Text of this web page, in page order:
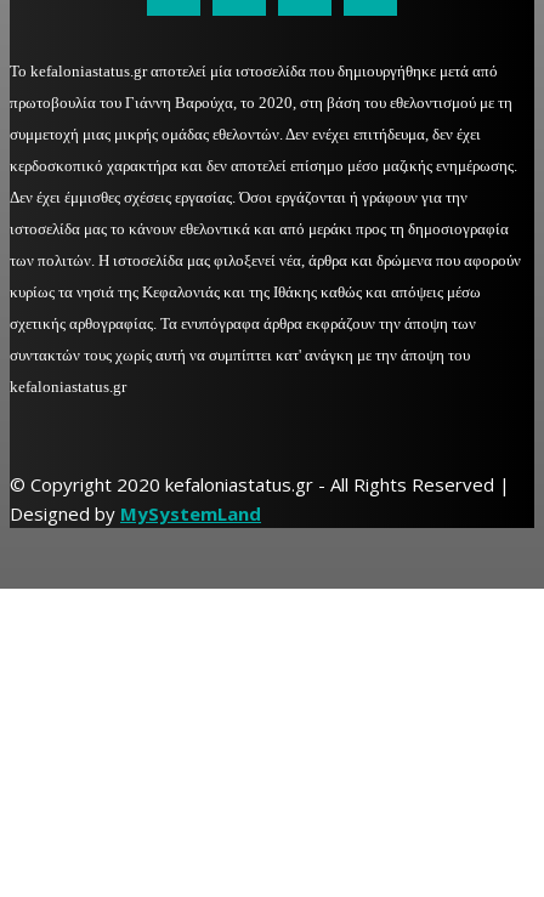
Το kefaloniastatus.gr αποτελεί μία ιστοσελίδα που δημιουργήθηκε μετά από
πρωτοβουλία του Γιάννη Βαρούχα, το 2020, στη βάση του εθελοντισμού με τη
συμμετοχή μιας μικρής ομάδας εθελοντών. Δεν ενέχει επιτήδευμα, δεν έχει
κερδοσκοπικό χαρακτήρα και δεν αποτελεί επίσημο μέσο μαζικής ενημέρωσης.
Δεν έχει έμμισθες σχέσεις εργασίας. Όσοι εργάζονται ή γράφουν για την
ιστοσελίδα μας το κάνουν εθελοντικά και από μεράκι προς τη δημοσιογραφία
των πολιτών. Η ιστοσελίδα μας φιλοξενεί νέα, άρθρα και δρώμενα που αφορούν
κυρίως τα νησιά της Κεφαλονιάς και της Ιθάκης καθώς και απόψεις μέσω
σχετικής αρθογραφίας. Τα ενυπόγραφα άρθρα εκφράζουν την άποψη των
συντακτών τους χωρίς αυτή να συμπίπτει κατ' ανάγκη με την άποψη του
kefaloniastatus.gr
© Copyright 2020 kefaloniastatus.gr - All Rights Reserved |
Designed by MySystemLand